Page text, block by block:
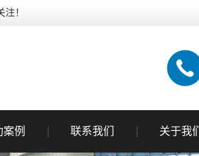
！
案例 联系我们 关于我们